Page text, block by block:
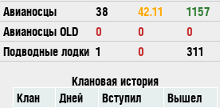
Авианосцы
38 42.11 1157
Авианосцы OLD
0 0 0
Подводные лодки 1 0 311
Клановая история
Клан
Дней Вступил
Вышел